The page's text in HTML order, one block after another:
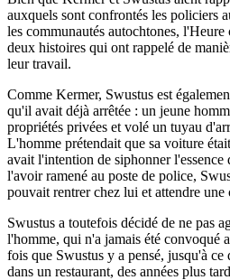
auxquels sont confrontés les policiers
les communautés autochtones, l'Heure
deux histoires qui ont rappelé de
leur travail.
Comme Kermer, Swustus est
qu'il avait déjà arrêtée : un jeune
propriétés privées et volé un tuyau
L'homme prétendait que sa voiture
avait l'intention de siphonner l'essence
l'avoir ramené au poste de police,
pouvait rentrer chez lui et attendre
Swustus a toutefois décidé de ne pas
l'homme, qui n'a jamais été convoqué
fois que Swustus y a pensé, jusqu'à
dans un restaurant, des années plus